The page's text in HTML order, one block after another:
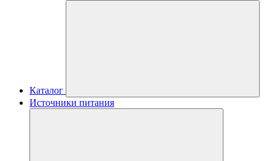
Каталог
Источники питания